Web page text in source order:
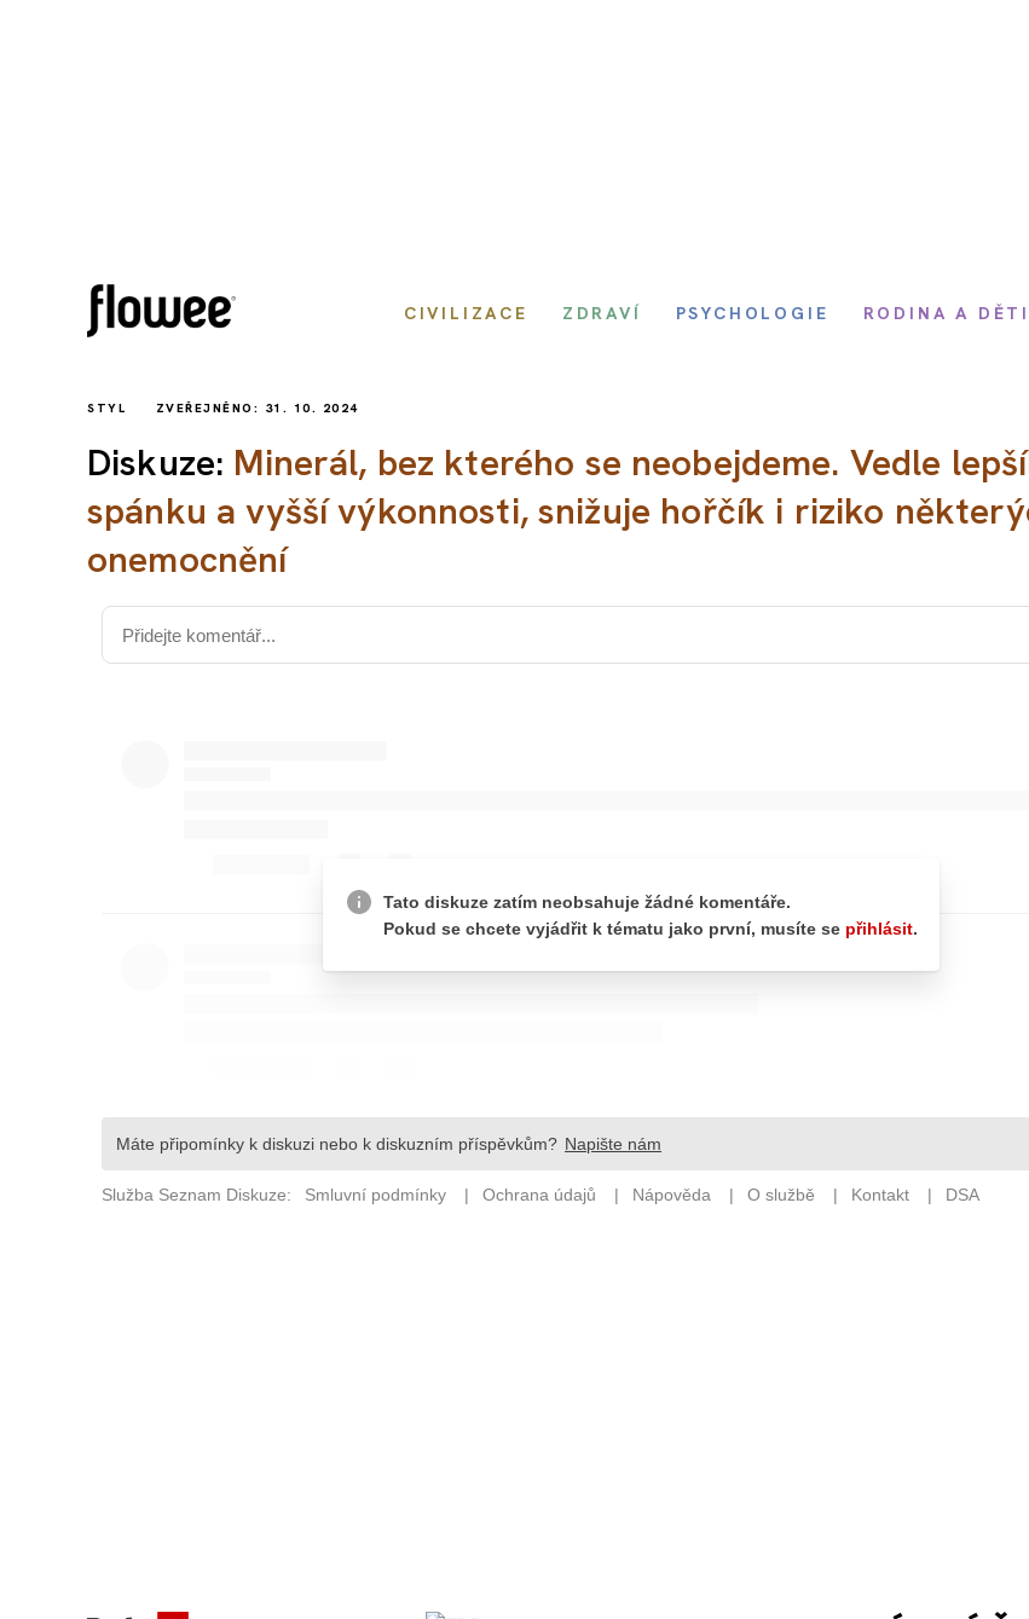
CIVILIZACE ZDRAVÍ PSYCHOLOGIE RODINA A DĚTI
STYL ZVEŘEJNĚNO: 31. 10. 2024
Diskuze: Minerál, bez kterého se neobejdeme. Vedle
spánku a vyšší výkonnosti, snižuje hořčík i riziko
onemocnění